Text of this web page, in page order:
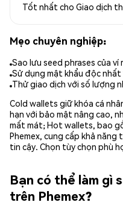
Tốt nhất cho Giao dịch
Mẹo chuyên nghiệp:
Sao lưu seed phrases của
Sử dụng mật khẩu độc nhất
Thử giao dịch với số lượng
Cold wallets giữ khóa cá
hạn với bảo mật nâng cao,
mất mát; Hot wallets, bao
Phemex, cung cấp khả
tin cậy. Chọn tùy chọn phù
Bạn có thể làm gì
trên Phemex?